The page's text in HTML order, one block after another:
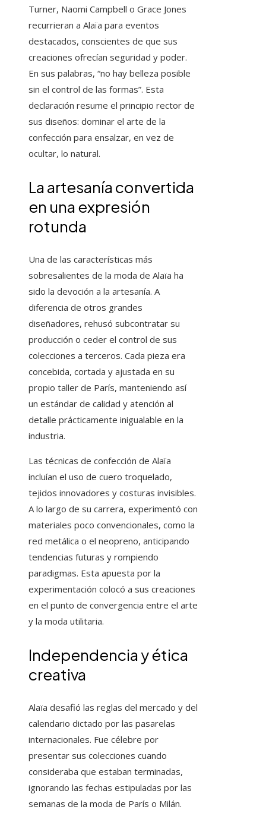
Turner, Naomi Campbell o Grace Jones
recurrieran a Alaïa para eventos
destacados, conscientes de que sus
creaciones ofrecían seguridad y poder.
En sus palabras, “no hay belleza posible
sin el control de las formas”. Esta
declaración resume el principio rector de
sus diseños: dominar el arte de la
confección para ensalzar, en vez de
ocultar, lo natural.
La artesanía convertida
en una expresión
rotunda
Una de las características más
sobresalientes de la moda de Alaïa ha
sido la devoción a la artesanía. A
diferencia de otros grandes
diseñadores, rehusó subcontratar su
producción o ceder el control de sus
colecciones a terceros. Cada pieza era
concebida, cortada y ajustada en su
propio taller de París, manteniendo así
un estándar de calidad y atención al
detalle prácticamente inigualable en la
industria.
Las técnicas de confección de Alaïa
incluían el uso de cuero troquelado,
tejidos innovadores y costuras invisibles.
A lo largo de su carrera, experimentó con
materiales poco convencionales, como la
red metálica o el neopreno, anticipando
tendencias futuras y rompiendo
paradigmas. Esta apuesta por la
experimentación colocó a sus creaciones
en el punto de convergencia entre el arte
y la moda utilitaria.
Independencia y ética
creativa
Alaïa desafió las reglas del mercado y del
calendario dictado por las pasarelas
internacionales. Fue célebre por
presentar sus colecciones cuando
consideraba que estaban terminadas,
ignorando las fechas estipuladas por las
semanas de la moda de París o Milán.